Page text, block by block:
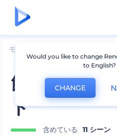
モックアップ
飲料缶ショ
ト
含めている
11 シーン
Would you like to change
to English?
CHANGE